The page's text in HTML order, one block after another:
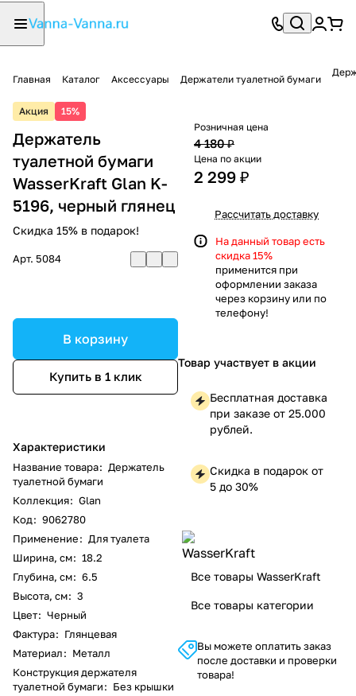
Главная Каталог Аксессуары Держатели туалетной бумаги
Акция 15%
Держатель
туалетной бумаги
WasserKraft Glan K-
5196, черный глянец
Скидка 15% в подарок!
Арт. 5084
В корзину
Купить в 1 клик
Характеристики
Название товара: Держатель
туалетной бумаги
Коллекция: Glan
Код: 9062780
Применение: Для туалета
Ширина, см: 18.2
Глубина, см: 6.5
Высота, см: 3
Цвет: Черный
Фактура: Глянцевая
Материал: Металл
Конструкция держателя
туалетной бумаги: Без крышки
Розничная цена
4 180 ₽
Цена по акции
2 299 ₽
Рассчитать доставку
На данный товар есть
скидка 15%
применится при
оформлении заказа
через корзину или по
телефону!
Товар участвует в акции
Бесплатная доставка
при заказе от 25.000
рублей.
Скидка в подарок от
5 до 30%
Все товары WasserKraft
Все товары категории
Вы можете оплатить заказ
после доставки и проверки
товара!